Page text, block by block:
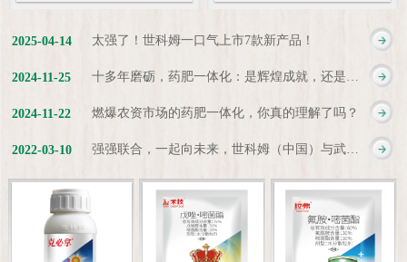
太强了！世科姆一口气上市7款新产品！
2025-04-14
十多年磨砺，药肥一体化：是辉煌成就，还是新起点？
2024-11-25
燃爆农资市场的药肥一体化，你真的理解了吗？
2024-11-22
强强联合，一起向未来，世科姆（中国）与武汉科诺达成战略合作协议
2022-03-10